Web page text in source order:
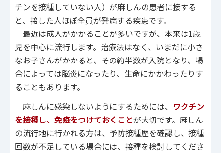
チンを接種していない人）が麻しんの患者に接する
と、接した人ほぼ全員が発病する疾患です。
最近は成人がかかることが多いですが、本来は1歳
児を中心に流行します。治療法はなく、いまだに小さ
なお子さんがかかると、その約半数が入院となり、場
合によっては脳炎になったり、生命にかかわったりす
ることもあります。
麻しんに感染しないようにするためには、 ワクチン
を接種し、免疫をつけておくことが大切です。麻しん
の流行地に行かれる方は、予防接種歴を確認し、接種
回数が不足している場合には、接種を検討してくださ